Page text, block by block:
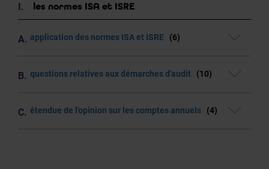
les normes ISA et ISRE
application des normes ISA et ISRE (6)
questions relatives aux démarches d'audit (10)
étendue de l'opinion sur les comptes annuels (4)